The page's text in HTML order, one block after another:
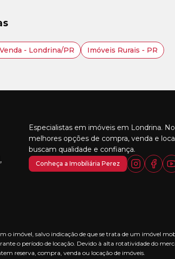
- Londrina/PR Imóveis Rurais - PR
Especialistas em imóveis em Londrina.
melhores opções de compra, venda e
buscam qualidade e confiança.
Conheça a Imobiliária Perez
imóvel, salvo indicação de que se trata de um imóvel
o período de locação. Devido à alta rotatividade do
reserva, compra, venda ou locação de imóveis.